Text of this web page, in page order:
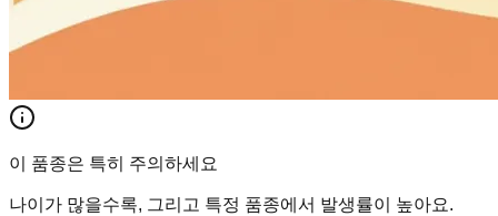
이 품종은 특히 주의하세요
나이가 많을수록, 그리고 특정 품종에서 발생률이 높아요.